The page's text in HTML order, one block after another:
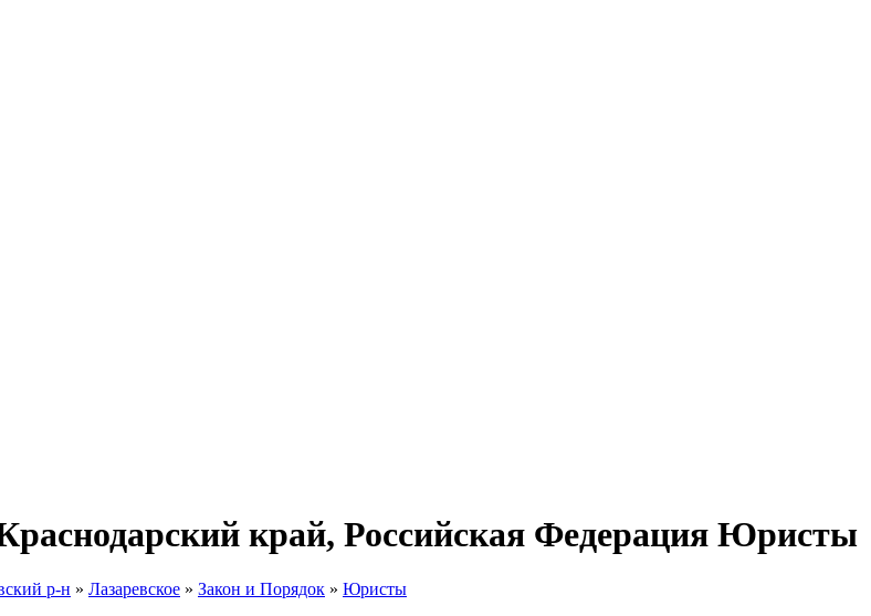
край, Российская Федерация Юристы
р-н » Лазаревское » Закон и Порядок » Юристы